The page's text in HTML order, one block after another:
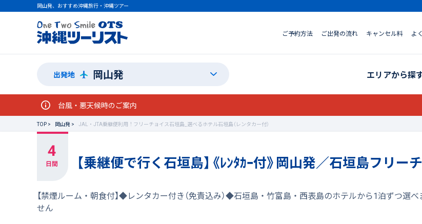
岡山発、おすすめ沖縄旅行・沖縄ツアー
ご予約方法 ご出発の流れ キャンセル料 よ
出発地 岡山発 エリアから探
台風・悪天候時のご案内
TOP 岡山発
JAL・JTA乗継便利用！フリーチョイス石垣島_選べるホテル石垣島（レンタカー付）
【乗継便で行く石垣島】《ﾚﾝﾀｶｰ付》岡山発／石垣島フリー
【禁煙ルーム・朝食付】◆レンタカー付き（免責込み）◆石垣島・竹富島・西表島のホテルから1泊ずつ
せん